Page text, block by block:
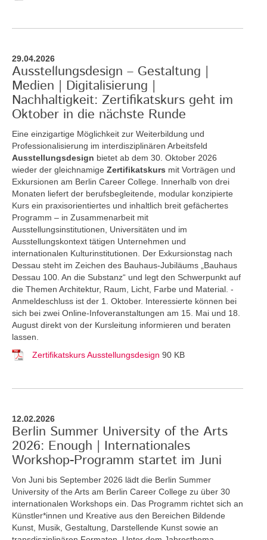
29.04.2026
Ausstellungsdesign – Gestaltung |
Medien | Digitalisierung |
Nachhaltigkeit: Zertifikatskurs geht im
Oktober in die nächste Runde
Eine einzigartige Möglichkeit zur Weiterbildung und
Professionalisierung im interdisziplinären Arbeitsfeld
Ausstellungsdesign bietet ab dem 30. Oktober 2026
wieder der gleichnamige Zertifikatskurs mit Vorträgen und
Exkursionen am Berlin Career College. Innerhalb von drei
Monaten liefert der berufsbegleitende, modular konzipierte
Kurs ein praxisorientiertes und inhaltlich breit gefächertes
Programm – in Zusammenarbeit mit
Ausstellungsinstitutionen, Universitäten und im
Ausstellungskontext tätigen Unternehmen und
internationalen Kulturinstitutionen. Der Exkursionstag nach
Dessau steht im Zeichen des Bauhaus-Jubiläums „Bauhaus
Dessau 100. An die Substanz“ und legt den Schwerpunkt auf
die Themen Architektur, Raum, Licht, Farbe und Material. -
Anmeldeschluss ist der 1. Oktober. Interessierte können bei
sich bei zwei Online-Infoveranstaltungen am 15. Mai und 18.
August direkt von der Kursleitung informieren und beraten
lassen.
Zertifikatskurs Ausstellungsdesign 90 KB
12.02.2026
Berlin Summer University of the Arts
2026: Enough | Internationales
Workshop-Programm startet im Juni
Von Juni bis September 2026 lädt die Berlin Summer
University of the Arts am Berlin Career College zu über 30
internationalen Workshops ein. Das Programm richtet sich an
Künstler*innen und Kreative aus den Bereichen Bildende
Kunst, Musik, Gestaltung, Darstellende Kunst sowie an